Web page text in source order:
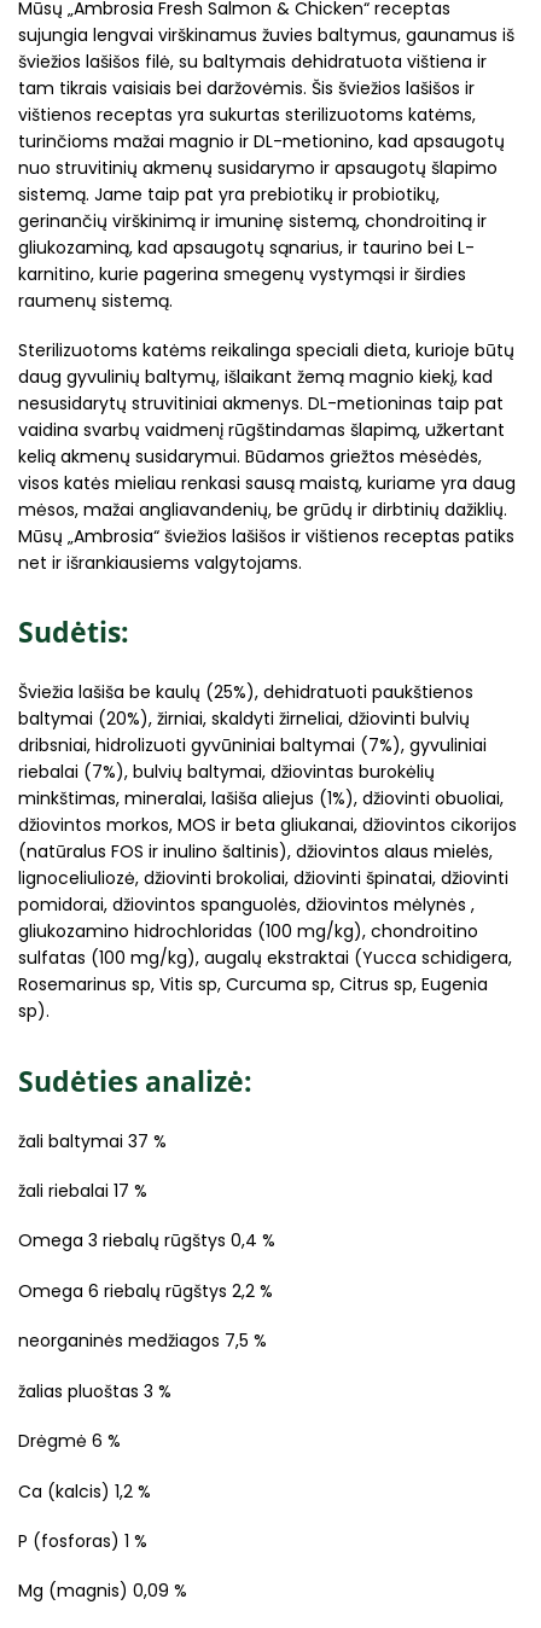
Mūsų „Ambrosia Fresh Salmon & Chicken“ receptas
sujungia lengvai virškinamus žuvies baltymus, gaunamus iš
šviežios lašišos filė, su baltymais dehidratuota vištiena ir
tam tikrais vaisiais bei daržovėmis. Šis šviežios lašišos ir
vištienos receptas yra sukurtas sterilizuotoms katėms,
turinčioms mažai magnio ir DL-metionino, kad apsaugotų
nuo struvitinių akmenų susidarymo ir apsaugotų šlapimo
sistemą. Jame taip pat yra prebiotikų ir probiotikų,
gerinančių virškinimą ir imuninę sistemą, chondroitiną ir
gliukozaminą, kad apsaugotų sąnarius, ir taurino bei L-
karnitino, kurie pagerina smegenų vystymąsi ir širdies
raumenų sistemą.
Sterilizuotoms katėms reikalinga speciali dieta, kurioje būtų
daug gyvulinių baltymų, išlaikant žemą magnio kiekį, kad
nesusidarytų struvitiniai akmenys. DL-metioninas taip pat
vaidina svarbų vaidmenį rūgštindamas šlapimą, užkertant
kelią akmenų susidarymui. Būdamos griežtos mėsėdės,
visos katės mieliau renkasi sausą maistą, kuriame yra daug
mėsos, mažai angliavandenių, be grūdų ir dirbtinių dažiklių.
Mūsų „Ambrosia“ šviežios lašišos ir vištienos receptas patiks
net ir išrankiausiems valgytojams.
Sudėtis:
Šviežia lašiša be kaulų (25%), dehidratuoti paukštienos
baltymai (20%), žirniai, skaldyti žirneliai, džiovinti bulvių
dribsniai, hidrolizuoti gyvūniniai baltymai (7%), gyvuliniai
riebalai (7%), bulvių baltymai, džiovintas burokėlių
minkštimas, mineralai, lašiša aliejus (1%), džiovinti obuoliai,
džiovintos morkos, MOS ir beta gliukanai, džiovintos cikorijos
(natūralus FOS ir inulino šaltinis), džiovintos alaus mielės,
lignoceliuliozė, džiovinti brokoliai, džiovinti špinatai, džiovinti
pomidorai, džiovintos spanguolės, džiovintos mėlynės ,
gliukozamino hidrochloridas (100 mg/kg), chondroitino
sulfatas (100 mg/kg), augalų ekstraktai (Yucca schidigera,
Rosemarinus sp, Vitis sp, Curcuma sp, Citrus sp, Eugenia
sp).
Sudėties analizė:
žali baltymai 37 %
žali riebalai 17 %
Omega 3 riebalų rūgštys 0,4 %
Omega 6 riebalų rūgštys 2,2 %
neorganinės medžiagos 7,5 %
žalias pluoštas 3 %
Drėgmė 6 %
Ca (kalcis) 1,2 %
P (fosforas) 1 %
Mg (magnis) 0,09 %